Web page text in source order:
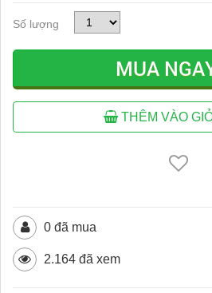
Số lượng
MUA
THÊM VÀO
0 đã mua
2.164 đã xem